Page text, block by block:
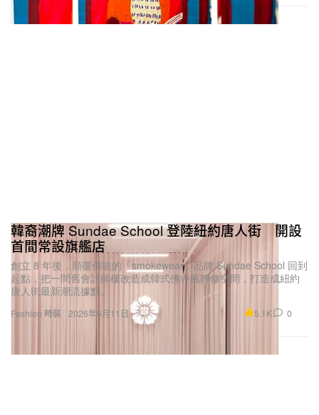
Fashion 時裝
韓裔潮牌 Sundae School 登陸紐約唐人街 開設
首間常設旗艦店
創立 8 年後，顛覆傳統的「smokewear」品牌 Sundae School 回到
起點，把一間舊會計師樓改造成韓式佛寺風靜修空間，打造成紐約
唐人街最新潮流據點。
2026年5月11日 5.1K 0